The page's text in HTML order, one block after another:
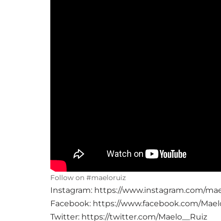
Follow on #maeloruiz
Instagram: https://www.instagram.com/
Facebook: https://www.facebook.com/
Twitter: https://twitter.com/Maelo__Ruiz​